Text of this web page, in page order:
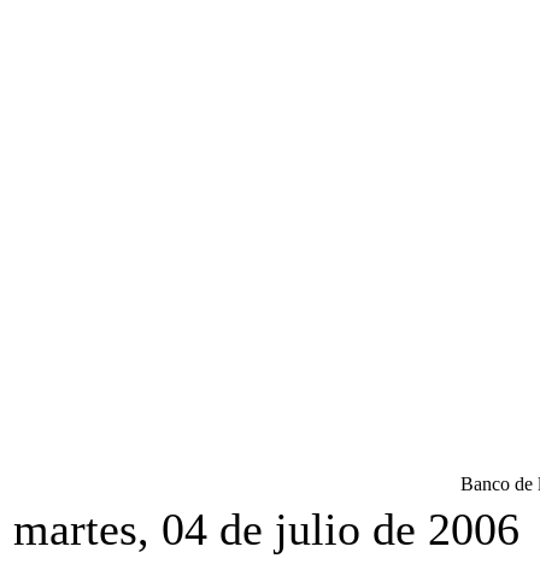
Banco de
martes, 04 de julio de 2006